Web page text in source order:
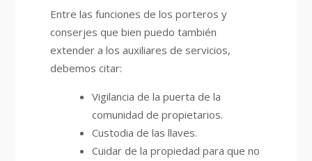
Entre las funciones de los porteros y
conserjes que bien puedo también
extender a los auxiliares de servicios,
debemos citar:
Vigilancia de la puerta de la
comunidad de propietarios.
Custodia de las llaves.
Cuidar de la propiedad para que no